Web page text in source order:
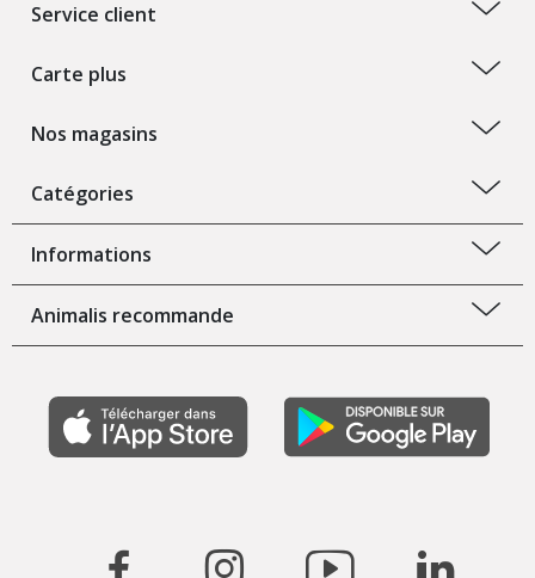
Service client
Carte plus
Nos magasins
Catégories
Informations
Animalis recommande